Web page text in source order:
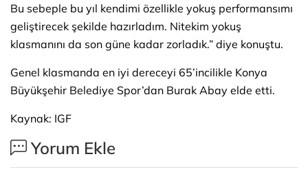
Bu sebeple bu yıl kendimi özellikle yokuş performansımı
geliştirecek şekilde hazırladım. Nitekim yokuş
klasmanını da son güne kadar zorladık.” diye konuştu.
Genel klasmanda en iyi dereceyi 65’incilikle Konya
Büyükşehir Belediye Spor’dan Burak Abay elde etti.
Kaynak: IGF
Yorum Ekle